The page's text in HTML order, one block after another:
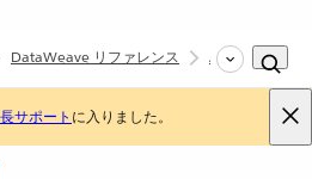
DataWeave リファレンス Arrays
サポート に入りました。